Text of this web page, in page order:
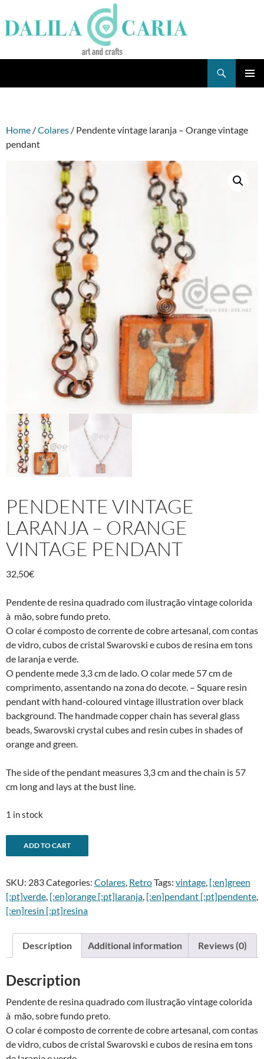
to
content
Home /Colares / Pendente vintage laranja – Orange vintage
pendant
PENDENTE VINTAGE
LARANJA – ORANGE
VINTAGE PENDANT
32,50€
Pendente de resina quadrado com ilustração vintage colorida
à mão, sobre fundo preto.
O colar é composto de corrente de cobre artesanal, com contas
de vidro, cubos de cristal Swarovski e cubos de resina em tons
de laranja e verde.
O pendente mede 3,3 cm de lado. O colar mede 57 cm de
comprimento, assentando na zona do decote. – Square resin
pendant with hand-coloured vintage illustration over black
background. The handmade copper chain has several glass
beads, Swarovski crystal cubes and resin cubes in shades of
orange and green.
The side of the pendant measures 3,3 cm and the chain is 57
cm long and lays at the bust line.
1 in stock
Pendente
vintage
-
Orange
vintage
quantity
ADD TO CART
e
r
t
i
:
SKU: 283Categories: Colares, RetroTags: vintage, [:en]green
[:pt]verde, [:en]orange [:pt]laranja, [:en]pendant [:pt]pendente,
[:en]resin [:pt]resina
Description Additional information Reviews (0)
Description
Pendente de resina quadrado com ilustração vintage colorida
à mão, sobre fundo preto.
O colar é composto de corrente de cobre artesanal, com contas
de vidro, cubos de cristal Swarovski e cubos de resina em tons